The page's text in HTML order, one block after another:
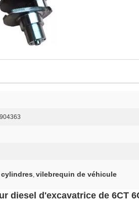
, vilebrequin de véhicule
diesel d'excavatrice de 6CT